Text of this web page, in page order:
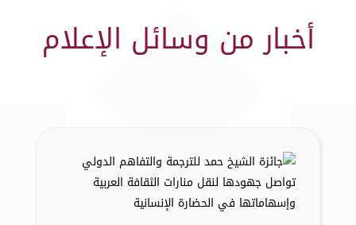
أخبار من وسائل الإعلام